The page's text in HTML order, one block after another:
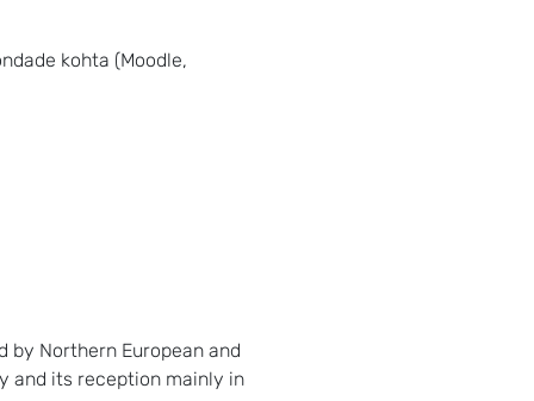
kohta (Moodle,
by Northern European and
and its reception mainly in